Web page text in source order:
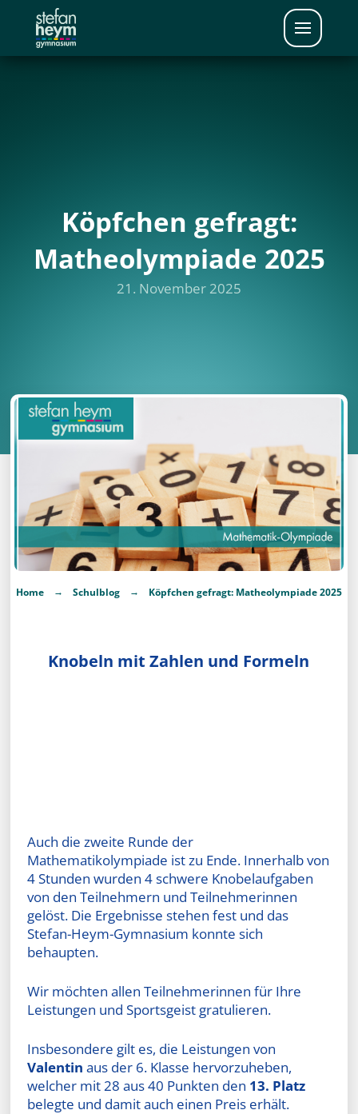
Köpfchen gefragt:
Matheolympiade 2025
21. November 2025
Home → Schulblog → Köpfchen gefragt: Matheolympiade 2025
Knobeln mit Zahlen und Formeln
Auch die zweite Runde der
Mathematikolympiade ist zu Ende. Innerhalb von
4 Stunden wurden 4 schwere Knobelaufgaben
von den Teilnehmern und Teilnehmerinnen
gelöst. Die Ergebnisse stehen fest und das
Stefan-Heym-Gymnasium konnte sich
behaupten.
Wir möchten allen Teilnehmerinnen für Ihre
Leistungen und Sportsgeist gratulieren.
Insbesondere gilt es, die Leistungen von
Valentin aus der 6. Klasse hervorzuheben,
welcher mit 28 aus 40 Punkten den 13. Platz
belegte und damit auch einen Preis erhält.